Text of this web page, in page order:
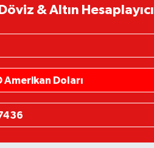
Döviz & Altın Hesaplayıcı